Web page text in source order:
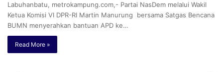
Labuhanbatu, metrokampung.com,- Partai NasDem melalui Wakil
Ketua Komisi VI DPR-RI Martin Manurung bersama Satgas Bencana
BUMN menyerahkan bantuan APD ke…
Read More »